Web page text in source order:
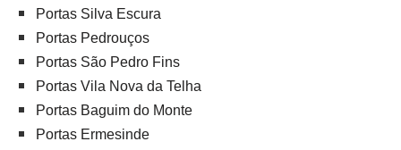
Portas Silva Escura
Portas Pedrouços
Portas São Pedro Fins
Portas Vila Nova da Telha
Portas Baguim do Monte
Portas Ermesinde